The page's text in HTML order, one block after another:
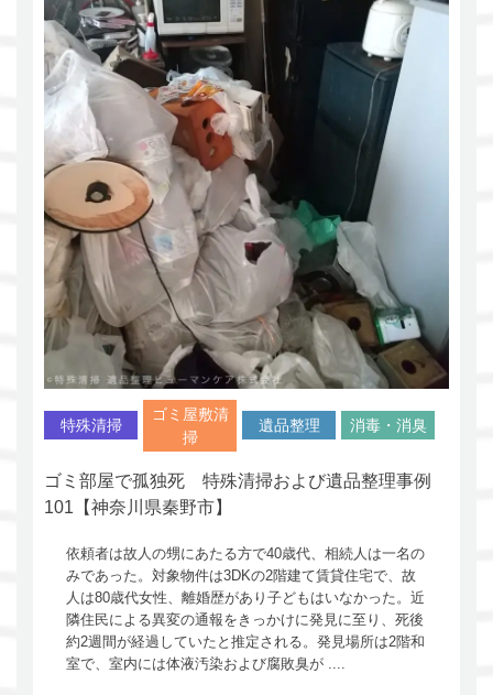
特殊清掃
ゴミ屋敷清
掃
遺品整理 消毒・消臭
ゴミ部屋で孤独死 特殊清掃および遺品整理事例
101【神奈川県秦野市】
依頼者は故人の甥にあたる方で40歳代、相続人は一名の
みであった。対象物件は3DKの2階建て賃貸住宅で、故
人は80歳代女性、離婚歴があり子どもはいなかった。近
隣住民による異変の通報をきっかけに発見に至り、死後
約2週間が経過していたと推定される。発見場所は2階和
室で、室内には体液汚染および腐敗臭が ....